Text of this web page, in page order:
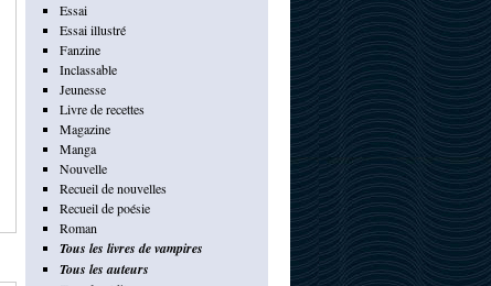
Essai
Essai illustré
Fanzine
Inclassable
Jeunesse
Livre de recettes
Magazine
Manga
Nouvelle
Recueil de nouvelles
Recueil de poésie
Roman
Tous les livres de vampires
Tous les auteurs